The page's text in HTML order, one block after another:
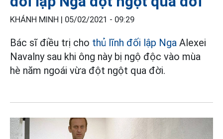
KHÁNH MINH | 05/02/2021 - 09:29
Bác sĩ điều trị cho thủ lĩnh đối lập Nga Alexei
Navalny sau khi ông này bị ngộ độc vào mùa
hè năm ngoái vừa đột ngột qua đời.